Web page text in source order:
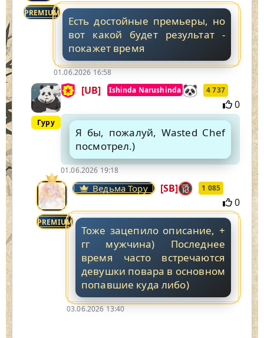
PREMIUM
Есть достойные премьеры, но
вот какой будет результат -
покажет время
01.06.2026 16:58
Гуру
[UB] Ishinda Narushinda 4 737
0
Я бы, пожалуй, Wasted Chef
посмотрел.)
01.06.2026 19:18
PREMIUM
Ведьма Тору [SB] 1 085
0
Тоже зацепило описание, +
гг мужчина) Последнее
время часто встречаются
девушки повара в основном
попавшие куда либо)
03.06.2026 13:40